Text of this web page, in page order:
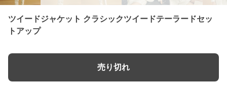
ツイードジャケット クラシックツイードテーラードセッ
トアップ
売り切れ